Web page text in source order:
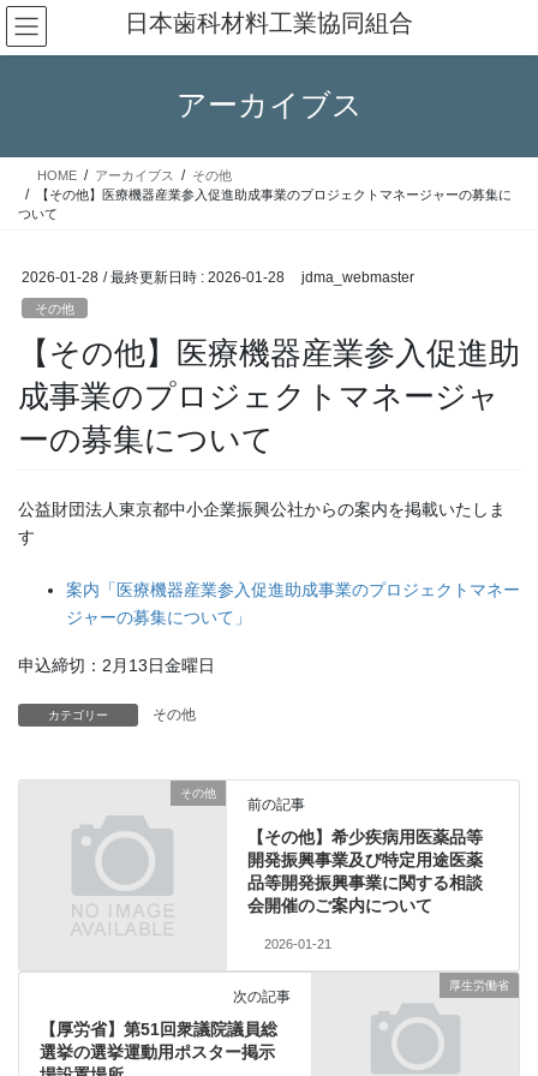
コ
ン
テ
ス
ナ
ビ
ゲ
ン
日本歯科材料工業協同組合
アーカイブス
HOME アーカイブス
その他
【その他】医療機器産業参入促進助成事業のプロジェクトマネージャーの募集に
ついて
2026-01-28 / 最終更新日時 : 2026-01-28 jdma_webmaster
その他
【その他】医療機器産業参入促進助
成事業のプロジェクトマネージャ
ーの募集について
公益財団法人東京都中小企業振興公社からの案内を掲載いたしま
す
案内「医療機器産業参入促進助成事業のプロジェクトマネー
ジャーの募集について」
申込締切：2月13日金曜日
カテゴリー その他
その他
前の記事
【その他】希少疾病用医薬品等
開発振興事業及び特定用途医薬
品等開発振興事業に関する相談
会開催のご案内について
2026-01-21
厚生労働省
次の記事
【厚労省】第51回衆議院議員総
選挙の選挙運動用ポスター掲示